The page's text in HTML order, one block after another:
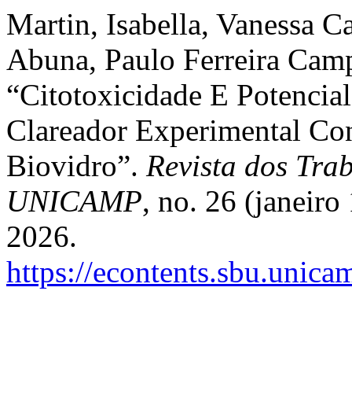
Martin, Isabella, Vanessa
Abuna, Paulo Ferreira
“Citotoxicidade E
Clareador Experimental
Biovidro”. Revista dos
UNICAMP, no. 26 (janeiro
2026.
https://